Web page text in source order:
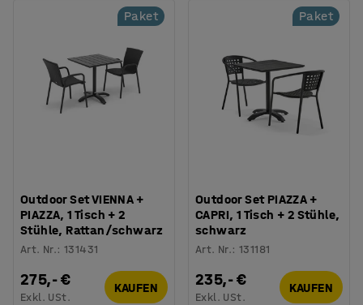
Paket
Outdoor Set VIENNA +
PIAZZA, 1 Tisch + 2
Stühle, Rattan/schwarz
Art. Nr.:131431
275,- €
Exkl. USt.
KAUFEN
Paket
Outdoor Set PIAZZA +
CAPRI, 1 Tisch + 2 Stühle,
schwarz
Art. Nr.:131181
235,- €
Exkl. USt.
KAUFEN